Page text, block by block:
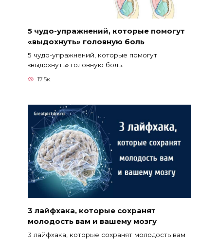
5 чудо-упражнений, которые помогут
«выдохнуть» головную боль
5 чудо-упражнений, которые помогут
«выдохнуть» головную боль.
17.5к.
3 лайфхака, которые сохранят
молодость вам и вашему мозгу
3 лайфхака, которые сохранят молодость вам